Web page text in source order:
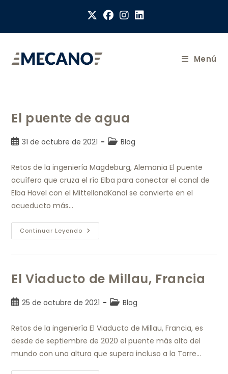
Menú
El puente de agua
31 de octubre de 2021 Blog
Retos de la ingeniería Magdeburg, Alemania El puente
acuífero que cruza el río Elba para conectar el canal de
Elba Havel con el MittellandKanal se convierte en el
acueducto más…
Continuar Leyendo
El Viaducto de Millau, Francia
25 de octubre de 2021 Blog
Retos de la ingeniería El Viaducto de Millau, Francia, es
desde de septiembre de 2020 el puente más alto del
mundo con una altura que supera incluso a la Torre…